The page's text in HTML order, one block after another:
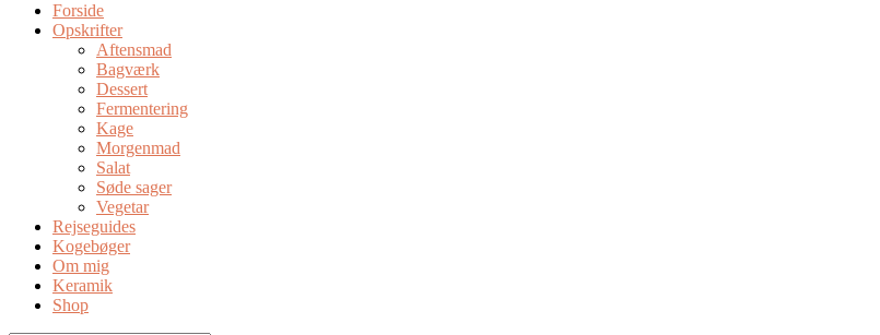
Forside
Opskrifter
Aftensmad
Bagværk
Dessert
Fermentering
Kage
Morgenmad
Salat
Søde sager
Vegetar
Rejseguides
Kogebøger
Om mig
Keramik
Shop